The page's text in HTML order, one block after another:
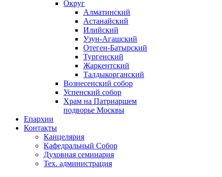
Округ
Алматинский
Астанайский
Илийский
Узун-Агашский
Отеген-Батырский
Тургенский
Жаркентский
Талдыкорганский
Вознесенский собор
Успенский собор
Храм на Патриаршем
подворье Москвы
Епархии
Контакты
Канцелярия
Кафедральный Собор
Духовная семинария
Тех. администрация